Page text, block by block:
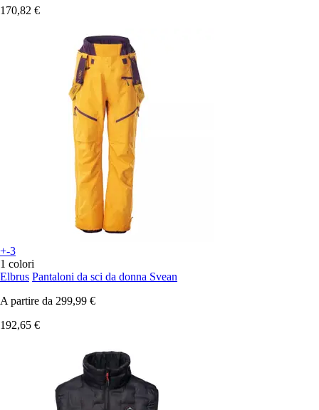
170,82 €
+-3
1 colori
Elbrus Pantaloni da sci da donna Svean
A partire da 299,99 €
192,65 €